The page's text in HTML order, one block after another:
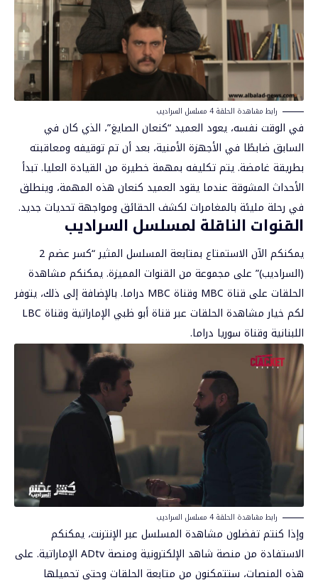
رابط مشاهدة الحلقة 4 مسلسل السراديب
في الوقت نفسه، يعود العميد “كنعان الصايغ”، الذي كان في
السابق ضابطًا في الأجهزة الأمنية، بعد أن تم توقيفه ومعاقبته
بطريقة غامضة. يتم تكليفه بمهمة خطيرة من القيادة العليا. تبدأ
الأحداث المشوقة عندما يقود العميد كنعان هذه المهمة، وينطلق
في رحلة مليئة بالمغامرات لكشف الحقائق ومواجهة تحديات جديد.
القنوات الناقلة لمسلسل السراديب
يمكنكم الآن الاستمتاع بمتابعة المسلسل المثير “كسر عضم 2
(السراديب)” على مجموعة من القنوات المميزة. يمكنكم مشاهدة
الحلقات على قناة MBC وقناة MBC دراما. بالإضافة إلى ذلك، يتوفر
لكم خيار مشاهدة الحلقات عبر قناة أبو ظبي الإماراتية وقناة LBC
اللبنانية وقناة سوريا دراما.
رابط مشاهدة الحلقة 4 مسلسل السراديب
وإذا كنتم تفضلون مشاهدة المسلسل عبر الإنترنت، يمكنكم
الاستفادة من منصة شاهد الإلكترونية ومنصة ADtv الإماراتية. على
هذه المنصات، ستتمكنون من متابعة الحلقات وحتى تحميلها